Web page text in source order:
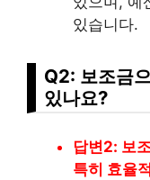
있습니다.
Q2: 보조금
있나요?
답변2: 보
특히 효율